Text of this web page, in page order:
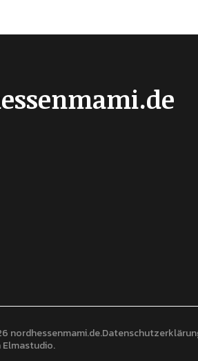
nordhessenmami.de
Elmastudio